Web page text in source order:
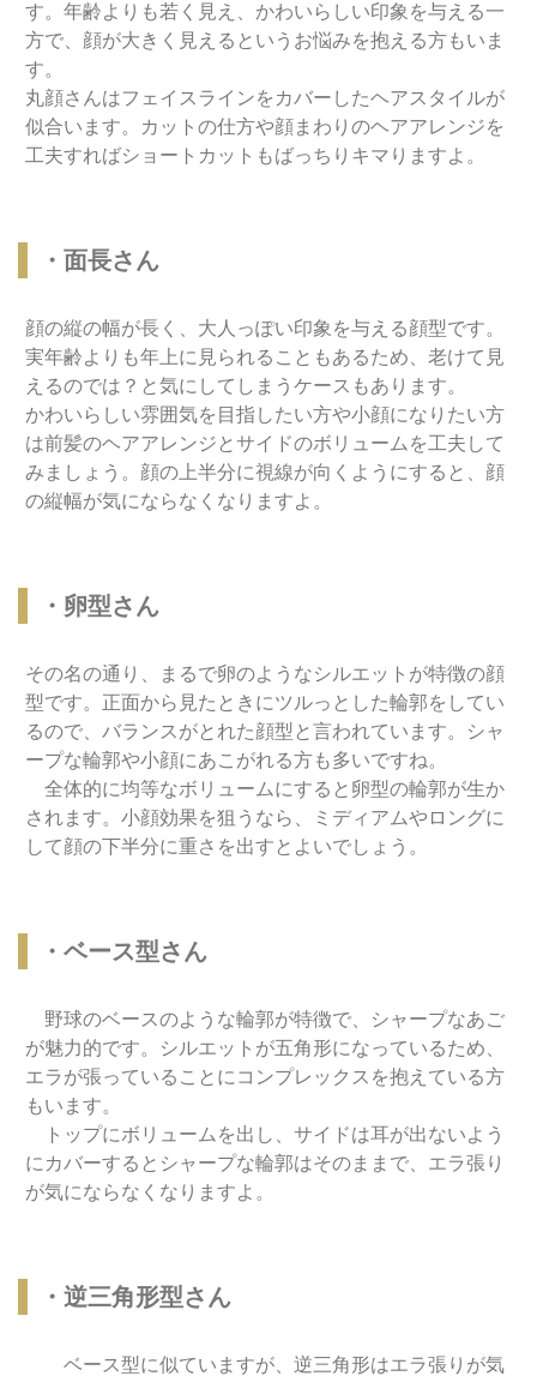
す。年齢よりも若く見え、かわいらしい印象を与える一
方で、顔が大きく見えるというお悩みを抱える方もいま
す。
丸顔さんはフェイスラインをカバーしたヘアスタイルが
似合います。カットの仕方や顔まわりのヘアアレンジを
工夫すればショートカットもばっちりキマりますよ。
・面長さん
顔の縦の幅が長く、大人っぽい印象を与える顔型です。
実年齢よりも年上に見られることもあるため、老けて見
えるのでは？と気にしてしまうケースもあります。
かわいらしい雰囲気を目指したい方や小顔になりたい方
は前髪のヘアアレンジとサイドのボリュームを工夫して
みましょう。顔の上半分に視線が向くようにすると、顔
の縦幅が気にならなくなりますよ。
・卵型さん
その名の通り、まるで卵のようなシルエットが特徴の顔
型です。正面から見たときにツルっとした輪郭をしてい
るので、バランスがとれた顔型と言われています。シャ
ープな輪郭や小顔にあこがれる方も多いですね。
全体的に均等なボリュームにすると卵型の輪郭が生か
されます。小顔効果を狙うなら、ミディアムやロングに
して顔の下半分に重さを出すとよいでしょう。
・ベース型さん
野球のベースのような輪郭が特徴で、シャープなあご
が魅力的です。シルエットが五角形になっているため、
エラが張っていることにコンプレックスを抱えている方
もいます。
トップにボリュームを出し、サイドは耳が出ないよう
にカバーするとシャープな輪郭はそのままで、エラ張り
が気にならなくなりますよ。
・逆三角形型さん
ベース型に似ていますが、逆三角形はエラ張りが気